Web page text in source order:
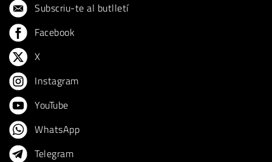
Subscriu-te al butlletí
Facebook
X
Instagram
YouTube
WhatsApp
Telegram